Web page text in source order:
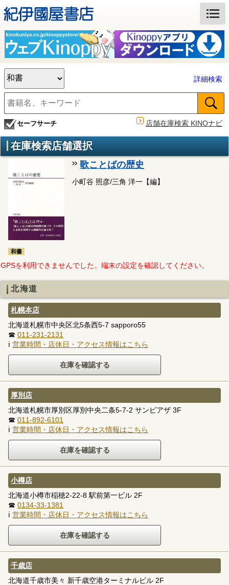
詳細検索
セーフサーチ 店舗在庫検索 KINOナビ
在庫検索店舗選択
和書
歌ことばの歴史
小町谷 照彦/三角 洋一【編】
GPSを利用できませんでした。端末の設定を確認してください。
北海道
札幌本店
北海道札幌市中央区北5条西5-7 sapporo55
☎ 011-231-2131
ℹ 営業時間・店休日・アクセス情報はこちら
厚別店
北海道札幌市厚別区厚別中央二条5-7-2 サンピアザ 3F
☎ 011-892-6101
ℹ 営業時間・店休日・アクセス情報はこちら
小樽店
北海道小樽市稲穂2-22-8 駅前第一ビル 2F
☎ 0134-33-1381
ℹ 営業時間・店休日・アクセス情報はこちら
千歳店
北海道千歳市美々 新千歳空港ターミナルビル 2F